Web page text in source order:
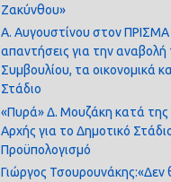
Ζακύνθου»
Α. Αυγουστίνου στον ΠΡΙΣΜΑ
απαντήσεις για την αναβολή
Συμβουλίου, τα οικονομικά
Στάδιο
«Πυρά» Δ. Μουζάκη κατά της
Αρχής για το Δημοτικό
Προϋπολογισμό
Γιώργος Τσουρουνάκης:«Δεν